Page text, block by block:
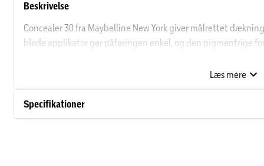
Beskrivelse
Concealer 30 fra Maybelline New York giver målrettet
bløde applikator gør påføringen enkel, og den pigmentrige
Maybelline New York var det første brand til at introducere
Læs mere
Specifikationer